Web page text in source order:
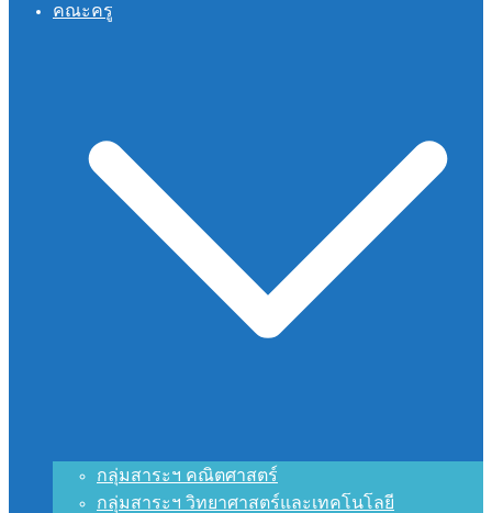
คณะครู
กลุ่มสาระฯ คณิตศาสตร์
กลุ่มสาระฯ วิทยาศาสตร์และเทคโนโลยี